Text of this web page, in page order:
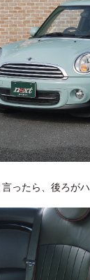
ったら、後ろが